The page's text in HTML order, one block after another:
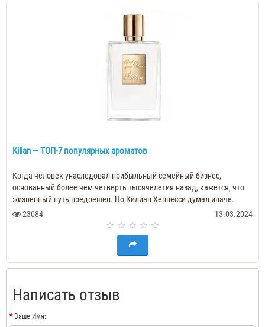
Kilian — ТОП-7 популярных ароматов
Когда человек унаследовал прибыльный семейный бизнес,
основанный более чем четверть тысячелетия назад, кажется, что
жизненный путь предрешен. Но Килиан Хеннесси думал иначе.
Предки создали настоящую к..
23084 13.03.2024
Написать отзыв
Ваше Имя: